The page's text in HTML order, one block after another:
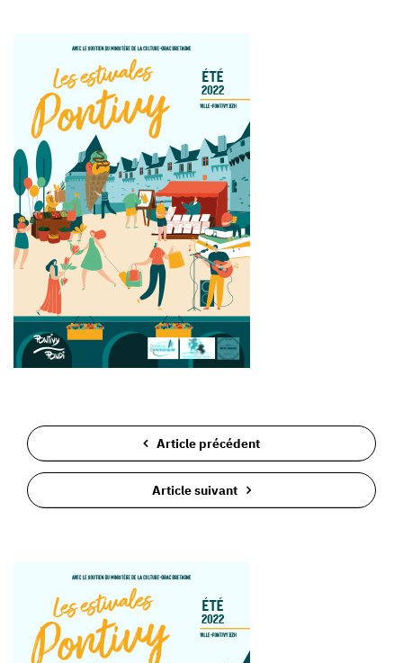
Article précédent
Article suivant